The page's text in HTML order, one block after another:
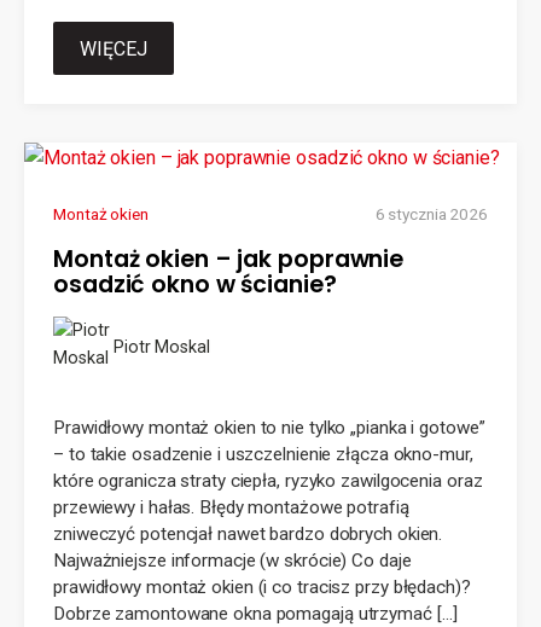
WIĘCEJ
Montaż okien 6 stycznia 2026
Montaż okien – jak poprawnie
osadzić okno w ścianie?
Piotr Moskal
Prawidłowy montaż okien to nie tylko „pianka i gotowe”
– to takie osadzenie i uszczelnienie złącza okno-mur,
które ogranicza straty ciepła, ryzyko zawilgocenia oraz
przewiewy i hałas. Błędy montażowe potrafią
zniweczyć potencjał nawet bardzo dobrych okien.
Najważniejsze informacje (w skrócie) Co daje
prawidłowy montaż okien (i co tracisz przy błędach)?
Dobrze zamontowane okna pomagają utrzymać […]